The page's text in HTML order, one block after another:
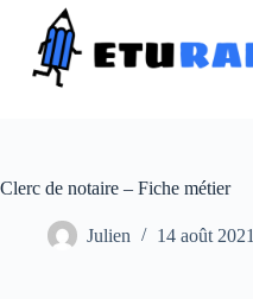
contenu
Clerc de notaire – Fiche métier
Julien 14 août 2021